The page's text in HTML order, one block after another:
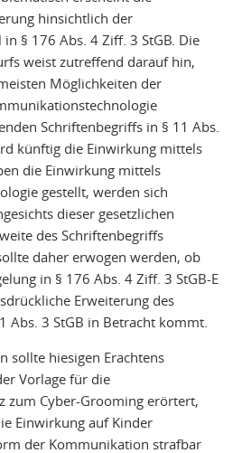
hinsichtlich der
§ 176 Abs. 4 Ziff. 3 StGB. Die
weist zutreffend darauf hin,
Möglichkeiten der
Schriftenbegriffs in § 11 Abs.
künftig die Einwirkung mittels
die Einwirkung mittels
gestellt, werden sich
dieser gesetzlichen
des Schriftenbegriffs
daher erwogen werden, ob
in § 176 Abs. 4 Ziff. 3 StGB-E
Erweiterung des
Abs. 3 StGB in Betracht kommt.
sollte hiesigen Erachtens
Vorlage für die
zum Cyber-Grooming erörtert,
Einwirkung auf Kinder
der Kommunikation strafbar